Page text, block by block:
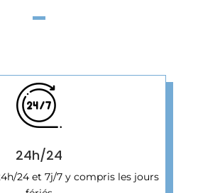
24h/24
24 et 7j/7 y compris les jours